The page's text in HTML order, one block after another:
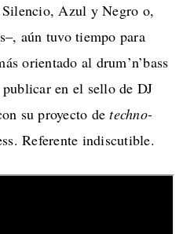
Azul y Negro o,
aún tuvo tiempo para
orientado al drum’n’bass
en el sello de DJ
su proyecto detechno-
Referente indiscutible.